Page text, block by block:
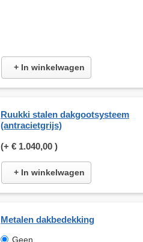
+ In winkelwagen
Ruukki stalen dakgootsysteem
(antracietgrijs)
(+ € 1.040,00 )
+ In winkelwagen
Metalen dakbedekking
Geen